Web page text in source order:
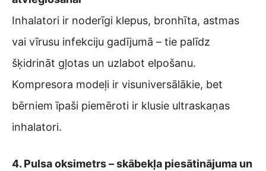
Inhalatori ir noderīgi klepus, bronhīta, astmas
vai vīrusu infekciju gadījumā – tie palīdz
šķidrināt gļotas un uzlabot elpošanu.
Kompresora modeļi ir visuniversālākie, bet
bērniem īpaši piemēroti ir klusie ultraskaņas
inhalatori.
4. Pulsa oksimetrs – skābekļa piesātinājuma un